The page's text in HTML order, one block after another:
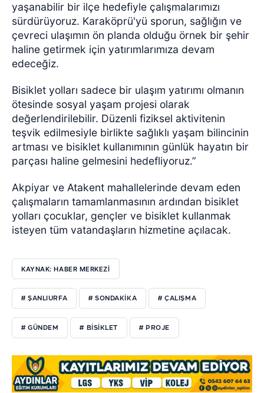
yaşanabilir bir ilçe hedefiyle çalışmalarımızı
sürdürüyoruz. Karaköprü'yü sporun, sağlığın ve
çevreci ulaşımın ön planda olduğu örnek bir şehir
haline getirmek için yatırımlarımıza devam
edeceğiz.
Bisiklet yolları sadece bir ulaşım yatırımı olmanın
ötesinde sosyal yaşam projesi olarak
değerlendirilebilir. Düzenli fiziksel aktivitenin
teşvik edilmesiyle birlikte sağlıklı yaşam bilincinin
artması ve bisiklet kullanımının günlük hayatın bir
parçası haline gelmesini hedefliyoruz.”
Akpiyar ve Atakent mahallelerinde devam eden
çalışmaların tamamlanmasının ardından bisiklet
yolları çocuklar, gençler ve bisiklet kullanmak
isteyen tüm vatandaşların hizmetine açılacak.
KAYNAK: HABER MERKEZİ
# ŞANLIURFA # SONDAKIKA # ÇALIŞMA
# GÜNDEM # BISIKLET # PROJE